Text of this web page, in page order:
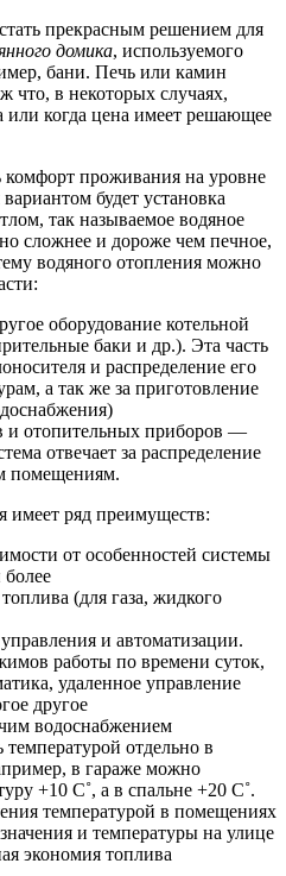
прекрасным решением для
домика, используемого
бани. Печь или камин
что, в некоторых случаях,
когда цена имеет решающее
комфорт проживания на уровне
будет установка
так называемое водяное
сложнее и дороже чем печное,
водяного отопления можно
оборудование котельной
баки и др.). Эта часть
и распределение его
а так же за приготовление
и отопительных приборов —
отвечает за распределение
помещениям.
имеет ряд преимуществ:
от особенностей системы
более
(для газа, жидкого
и автоматизации.
работы по времени суток,
удаленное управление
другое
водоснабжением
отдельно в
в гараже можно
+10 С˚, а в спальне +20 С˚.
температурой в помещениях
и температуры на улице
экономия топлива